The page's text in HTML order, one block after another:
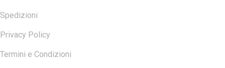
Spedizioni
Privacy Policy
Termini e Condizioni